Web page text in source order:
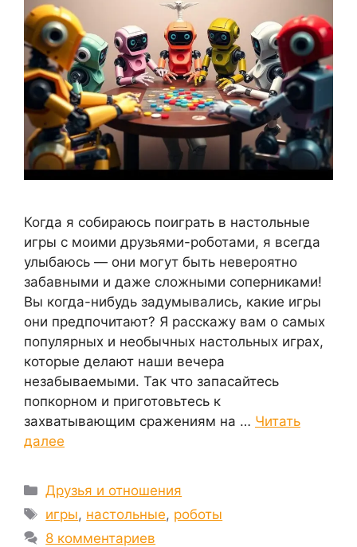
Когда я собираюсь поиграть в настольные
игры с моими друзьями-роботами, я всегда
улыбаюсь — они могут быть невероятно
забавными и даже сложными соперниками!
Вы когда-нибудь задумывались, какие игры
они предпочитают? Я расскажу вам о самых
популярных и необычных настольных играх,
которые делают наши вечера
незабываемыми. Так что запасайтесь
попкорном и приготовьтесь к
захватывающим сражениям на … Читать
далее
Рубрики
Друзья и отношения
Метки
игры, настольные, роботы
8 комментариев